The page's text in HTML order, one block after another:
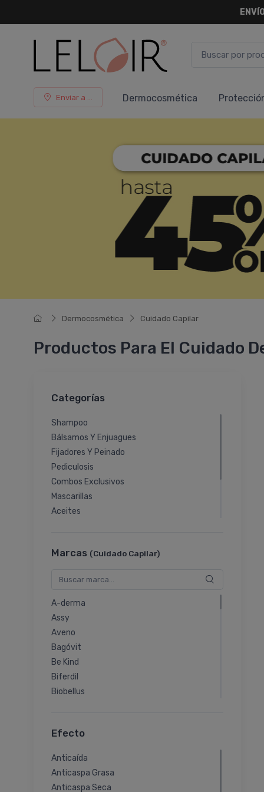
Enviar a ... Dermocosmética
Dermocosmética Cuidado Capilar
Productos Para El Cuidado
Categorías
Shampoo
Bálsamos Y Enjuagues
Fijadores Y Peinado
Pediculosis
Combos Exclusivos
Mascarillas
Aceites
Coloración
Marcas (Cuidado Capilar)
A-derma
Assy
Aveno
Bagóvit
Be Kind
Biferdil
Biobellus
By Derm
Efecto
Anticaída
Anticaspa Grasa
Anticaspa Seca